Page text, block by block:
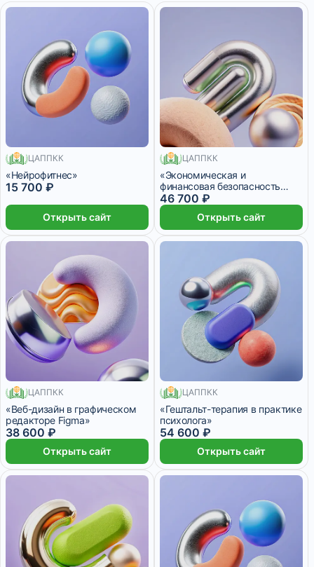
108 месяцев
ЦАППКК
«Нейрофитнес»
15 700 ₽
Открыть сайт
550 месяцев
ЦАППКК
«Экономическая и
финансовая безопасность
бизнеса»
46 700 ₽
Открыть сайт
200 месяцев
ЦАППКК
«Веб-дизайн в графическом
редакторе Figma»
38 600 ₽
Открыть сайт
510 месяцев
ЦАППКК
«Гештальт-терапия в практике
психолога»
54 600 ₽
Открыть сайт